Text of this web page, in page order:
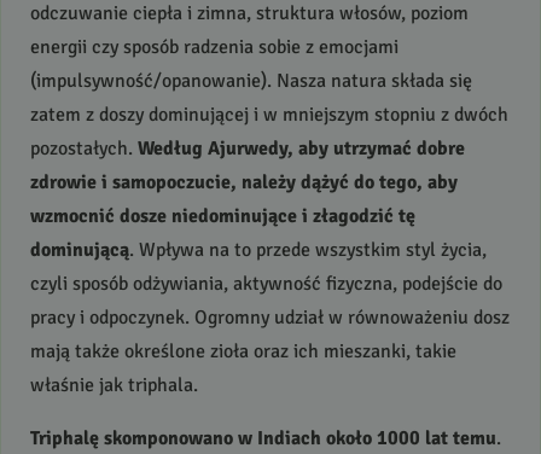
odczuwanie ciepła i zimna, struktura włosów, poziom
energii czy sposób radzenia sobie z emocjami
(impulsywność/opanowanie). Nasza natura składa się
zatem z doszy dominującej i w mniejszym stopniu z dwóch
pozostałych. Według Ajurwedy, aby utrzymać dobre
zdrowie i samopoczucie, należy dążyć do tego, aby
wzmocnić dosze niedominujące i złagodzić tę
dominującą. Wpływa na to przede wszystkim styl życia,
czyli sposób odżywiania, aktywność fizyczna, podejście do
pracy i odpoczynek. Ogromny udział w równoważeniu dosz
mają także określone zioła oraz ich mieszanki, takie
właśnie jak triphala.
Triphalę skomponowano w Indiach około 1000 lat temu.